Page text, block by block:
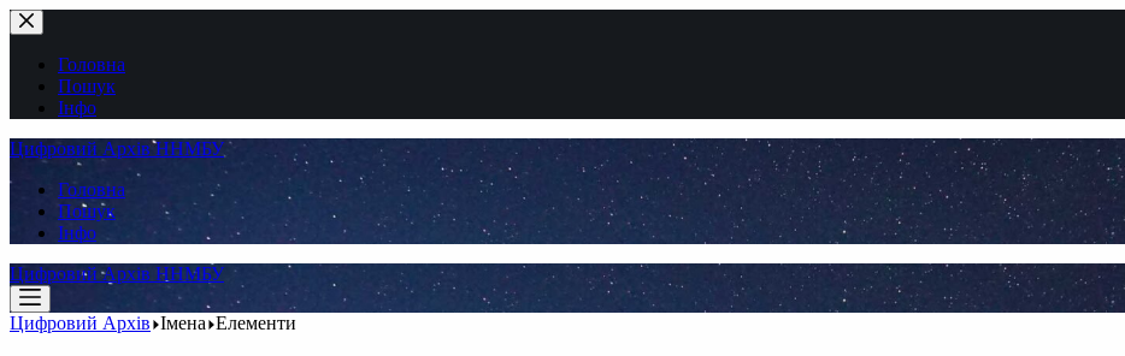
Перейти
до
вмістуГоловна
Пошук
Інфо
Цифровий Архів ННМБУ
Головна
Пошук
Інфо
Цифровий Архів ННМБУ
Цифровий Архів Імена Елементи